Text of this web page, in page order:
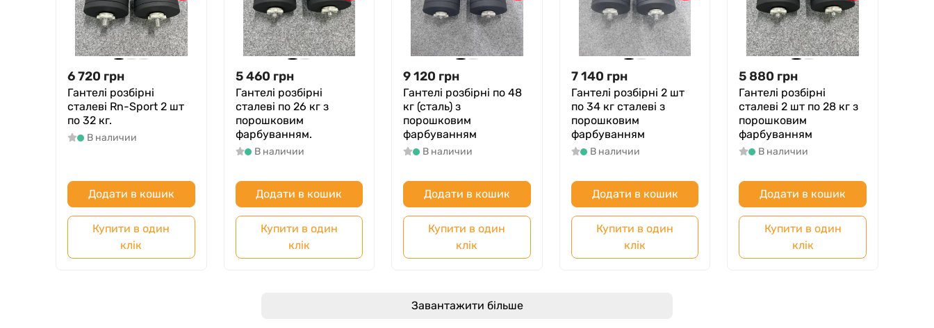
6 720 грн
Гантелі розбірні
сталеві Rn-Sport 2 шт
по 32 кг.
В наличии
Додати в кошик
Купити в один
клік
5 460 грн
Гантелі розбірні
сталеві по 26 кг з
порошковим
фарбуванням.
В наличии
Додати в кошик
Купити в один
клік
9 120 грн
Гантелі розбірні по 48
кг (сталь) з
порошковим
фарбуванням
В наличии
Додати в кошик
Купити в один
клік
7 140 грн
Гантелі розбірні 2 шт
по 34 кг сталеві з
порошковим
фарбуванням
В наличии
Додати в кошик
Купити в один
клік
5 880 грн
Гантелі розбірні
сталеві 2 шт по 28 кг з
порошковим
фарбуванням
В наличии
Додати в кошик
Купити в один
клік
Завантажити більше